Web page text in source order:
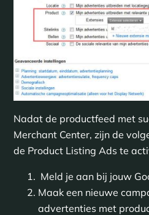
Nadat de productfeed met
Merchant Center, zijn de
de Product Listing Ads te
Meld je aan bij jouw
Maak een nieuwe
advertenties met